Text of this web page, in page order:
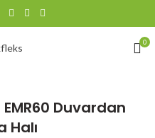
0
Duvardan
Halı